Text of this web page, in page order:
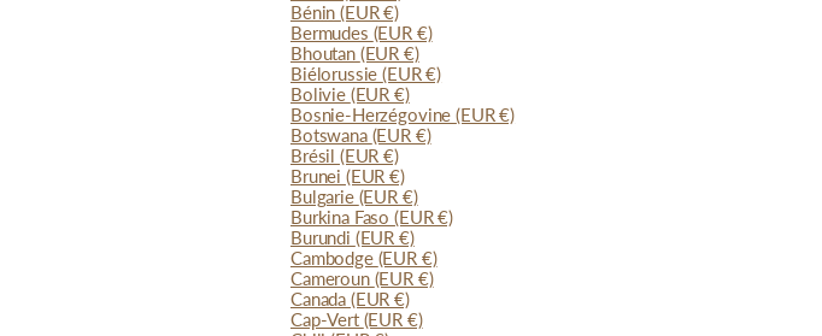
Bénin(EUR €)
Bermudes (EUR €)
Bhoutan (EUR €)
Biélorussie(EUR €)
Bolivie (EUR €)
Bosnie-Herzégovine(EUR €)
Botswana (EUR €)
Brésil (EUR €)
Brunei (EUR €)
Bulgarie (EUR €)
Burkina Faso(EUR €)
Burundi (EUR €)
Cambodge (EUR €)
Cameroun (EUR €)
Canada (EUR €)
Cap-Vert (EUR €)